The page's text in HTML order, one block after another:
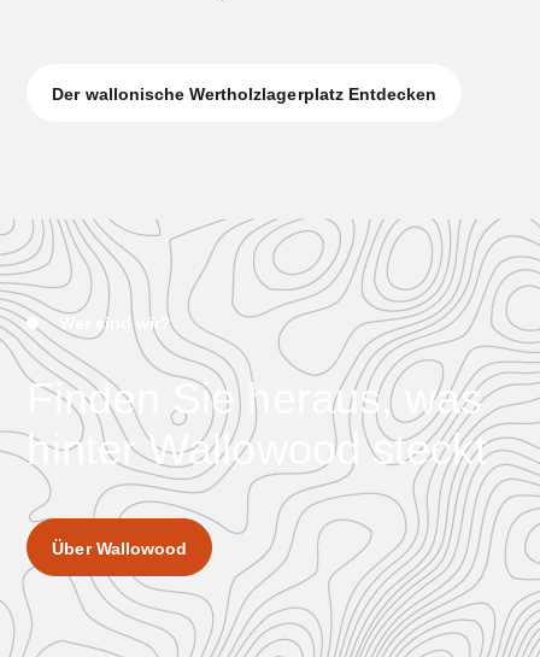
Der wallonische Wertholzlagerplatz Entdecken
Wer sind wir?
Finden Sie heraus, was
hinter Wallowood steckt
Über Wallowood